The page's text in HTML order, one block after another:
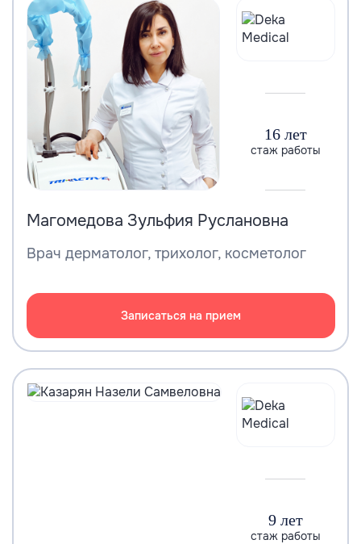
16 лет
стаж работы
Магомедова Зульфия Руслановна
Врач дерматолог, трихолог, косметолог
Записаться на прием
9 лет
стаж работы